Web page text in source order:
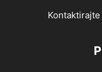
Kontaktirajte